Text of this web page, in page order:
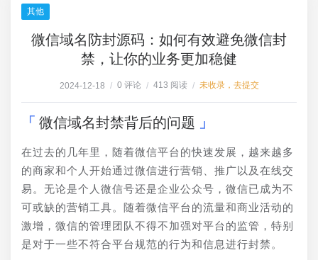
其他
微信域名防封源码：如何有效避免微信封
禁，让你的业务更加稳健
2024-12-18 / 0 评论 / 413 阅读 / 未收录，去提交
微信域名封禁背后的问题
在过去的几年里，随着微信平台的快速发展，越来越多
的商家和个人开始通过微信进行营销、推广以及在线交
易。无论是个人微信号还是企业公众号，微信已成为不
可或缺的营销工具。随着微信平台的流量和商业活动的
激增，微信的管理团队不得不加强对平台的监管，特别
是对于一些不符合平台规范的行为和信息进行封禁。